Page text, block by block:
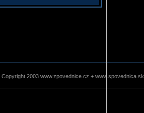
Copyright 2003 www.zpovednice.cz + www.spovednica.sk